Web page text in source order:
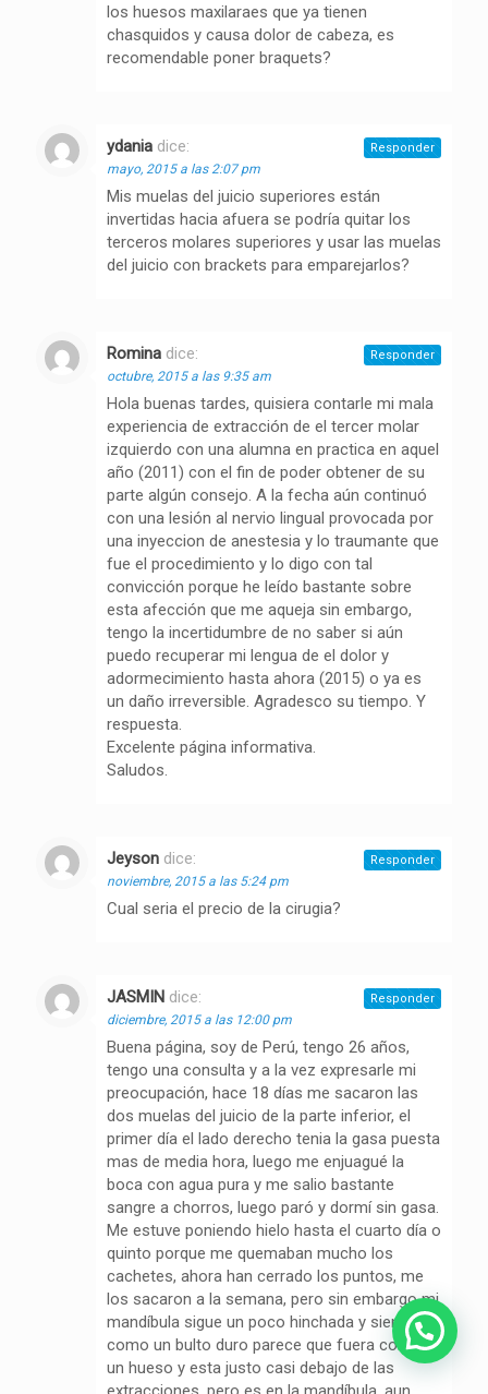
los huesos maxilaraes que ya tienen
chasquidos y causa dolor de cabeza, es
recomendable poner braquets?
ydania dice:
mayo, 2015 a las 2:07 pm
Mis muelas del juicio superiores están
invertidas hacia afuera se podría quitar los
terceros molares superiores y usar las muelas
del juicio con brackets para emparejarlos?
Responder
Romina dice:
octubre, 2015 a las 9:35 am
Hola buenas tardes, quisiera contarle mi mala
experiencia de extracción de el tercer molar
izquierdo con una alumna en practica en aquel
año (2011) con el fin de poder obtener de su
parte algún consejo. A la fecha aún continuó
con una lesión al nervio lingual provocada por
una inyeccion de anestesia y lo traumante que
fue el procedimiento y lo digo con tal
convicción porque he leído bastante sobre
esta afección que me aqueja sin embargo,
tengo la incertidumbre de no saber si aún
puedo recuperar mi lengua de el dolor y
adormecimiento hasta ahora (2015) o ya es
un daño irreversible. Agradesco su tiempo. Y
respuesta.
Excelente página informativa.
Saludos.
Responder
Jeyson dice:
noviembre, 2015 a las 5:24 pm
Cual seria el precio de la cirugia?
Responder
JASMIN dice:
diciembre, 2015 a las 12:00 pm
Buena página, soy de Perú, tengo 26 años,
tengo una consulta y a la vez expresarle mi
preocupación, hace 18 días me sacaron las
dos muelas del juicio de la parte inferior, el
primer día el lado derecho tenia la gasa puesta
mas de media hora, luego me enjuagué la
boca con agua pura y me salio bastante
sangre a chorros, luego paró y dormí sin gasa.
Me estuve poniendo hielo hasta el cuarto día o
quinto porque me quemaban mucho los
cachetes, ahora han cerrado los puntos, me
los sacaron a la semana, pero sin embargo mi
mandíbula sigue un poco hinchada y siento
como un bulto duro parece que fuera como
un hueso y esta justo casi debajo de las
Responder